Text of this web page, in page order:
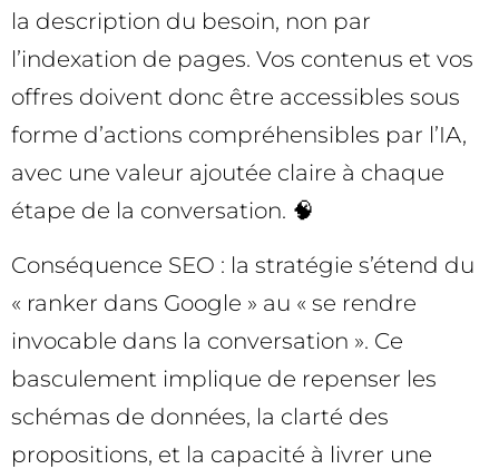
la description du besoin, non par
l’indexation de pages. Vos contenus et vos
offres doivent donc être accessibles sous
forme d’actions compréhensibles par l’IA,
avec une valeur ajoutée claire à chaque
étape de la conversation. 🧠
Conséquence SEO : la stratégie s’étend du
« ranker dans Google » au « se rendre
invocable dans la conversation ». Ce
basculement implique de repenser les
schémas de données, la clarté des
propositions, et la capacité à livrer une